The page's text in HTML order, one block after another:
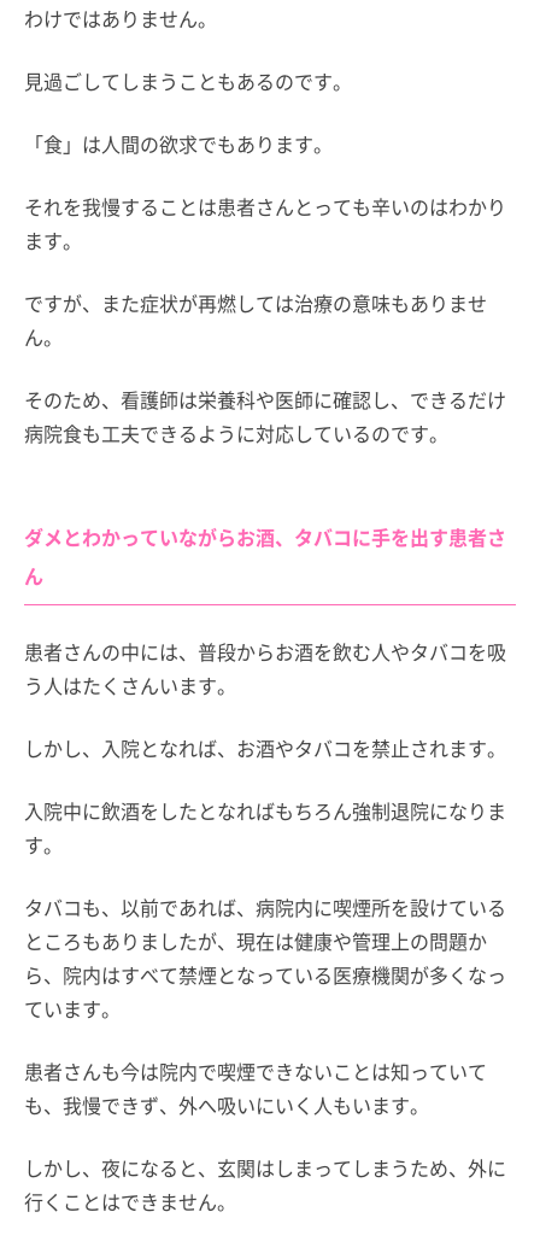
わけではありません。
見過ごしてしまうこともあるのです。
「食」は人間の欲求でもあります。
それを我慢することは患者さんとっても辛いのはわかり
ます。
ですが、また症状が再燃しては治療の意味もありませ
ん。
そのため、看護師は栄養科や医師に確認し、できるだけ
病院食も工夫できるように対応しているのです。
ダメとわかっていながらお酒、タバコに手を出す患者さ
ん
患者さんの中には、普段からお酒を飲む人やタバコを吸
う人はたくさんいます。
しかし、入院となれば、お酒やタバコを禁止されます。
入院中に飲酒をしたとなればもちろん強制退院になりま
す。
タバコも、以前であれば、病院内に喫煙所を設けている
ところもありましたが、現在は健康や管理上の問題か
ら、院内はすべて禁煙となっている医療機関が多くなっ
ています。
患者さんも今は院内で喫煙できないことは知っていて
も、我慢できず、外へ吸いにいく人もいます。
しかし、夜になると、玄関はしまってしまうため、外に
行くことはできません。